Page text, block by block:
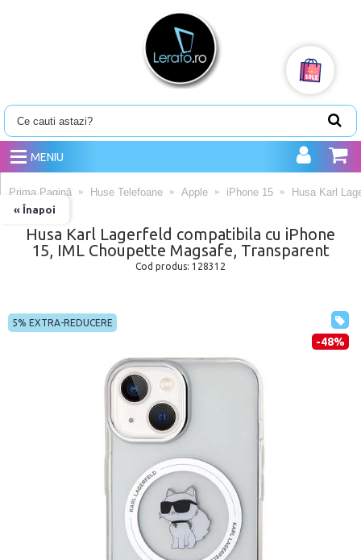
MENIU
« Înapoi
Prima Pagină Huse Telefoane Apple iPhone 15 Husa Karl
Husa Karl Lagerfeld compatibila cu iPhone
15, IML Choupette Magsafe, Transparent
Cod produs: 128312
-48%
5% EXTRA-REDUCERE